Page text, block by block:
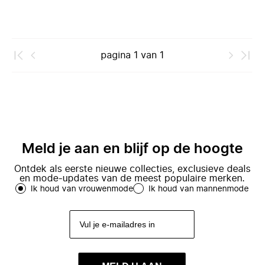
pagina 1 van 1
Meld je aan en blijf op de hoogte
Ontdek als eerste nieuwe collecties, exclusieve deals
en mode-updates van de meest populaire merken.
Ik houd van vrouwenmode Ik houd van mannenmode